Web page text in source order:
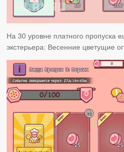
На 30 уровне платного пропуска
экстерьера: Весенние цветущие